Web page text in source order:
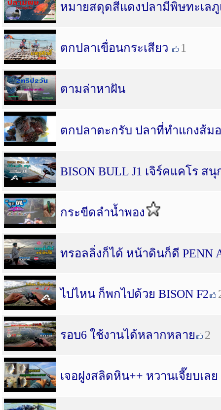
หมายสดุดสีแดงปลามีพิษทะเลภู
ตกปลาเขื่อนกระเสียว 1
ตามล่าหาฝัน
ตกปลาตะกรับ ปลาที่ทำแกงส้ม
BISON BULL J1 เจิร์คแคโร ส
กระขีดลำน้ำพอง
ทรอลลิ่งก็ได้ หน้าดินก็ดี PENN
ไปไหน ก็พกไปด้วย BISON F2
รอบ6 ใช้งานได้หลากหลาย 2
เจอฝูงสลิดหิน++ หวานเจี๊ยบเล